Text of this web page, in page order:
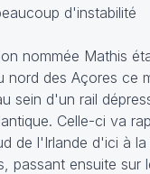
d'instabilité
nommée Mathis
nord des Açores ce
sein d'un rail
Celle-ci va
de l'Irlande d'ici à
passant ensuite sur